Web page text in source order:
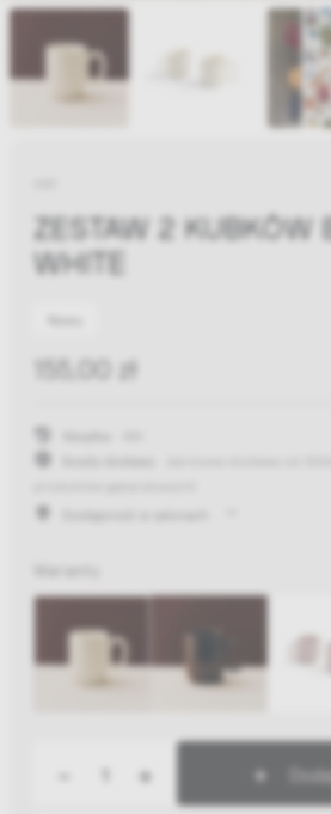
ZESTAW 2 KUBKÓW
WHITE
155,00 zł
Warianty
+